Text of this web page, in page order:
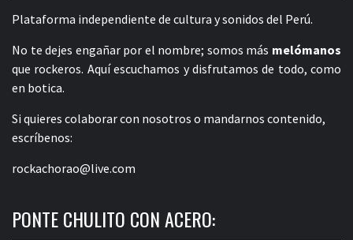
Plataforma independiente de cultura y sonidos del Perú.
No te dejes engañar por el nombre; somos más melómanos
que rockeros. Aquí escuchamos y disfrutamos de todo, como
en botica.
Si quieres colaborar con nosotros o mandarnos contenido,
escríbenos:
rockachorao@live.com
PONTE CHULITO CON ACERO: